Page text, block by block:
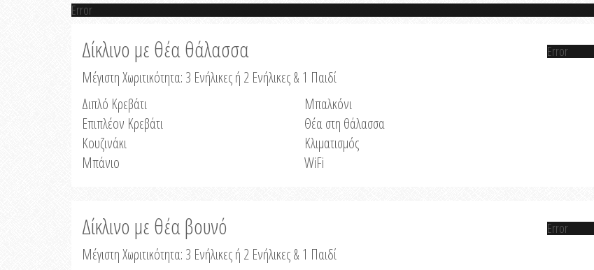
Error
Δίκλινο με θέα θάλασσα
Μέγιστη Χωριτικότητα: 3 Ενήλικες ή 2 Ενήλικες & 1 Παιδί
Διπλό Κρεβάτι
Επιπλέον Κρεβάτι
Κουζινάκι
Μπάνιο
Μπαλκόνι
Θέα στη θάλασσα
Κλιματισμός
WiFi
Error
Δίκλινο με θέα βουνό
Μέγιστη Χωριτικότητα: 3 Ενήλικες ή 2 Ενήλικες & 1 Παιδί
Error